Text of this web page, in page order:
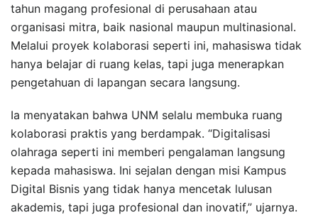
tahun magang profesional di perusahaan atau
organisasi mitra, baik nasional maupun multinasional.
Melalui proyek kolaborasi seperti ini, mahasiswa tidak
hanya belajar di ruang kelas, tapi juga menerapkan
pengetahuan di lapangan secara langsung.
Ia menyatakan bahwa UNM selalu membuka ruang
kolaborasi praktis yang berdampak. “Digitalisasi
olahraga seperti ini memberi pengalaman langsung
kepada mahasiswa. Ini sejalan dengan misi Kampus
Digital Bisnis yang tidak hanya mencetak lulusan
akademis, tapi juga profesional dan inovatif,” ujarnya.